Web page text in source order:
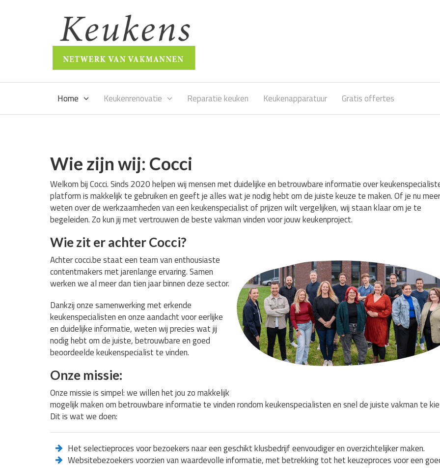
Home Keukenrenovatie Reparatie keuken Keukenapparatuur Gratis offertes
Wie zijn wij: Cocci
Welkom bij Cocci. Sinds 2020 helpen wij mensen met duidelijke en betrouwbare informatie over
platform is makkelijk te gebruiken en geeft je alles wat je nodig hebt om de juiste keuze te maken. Of je nu
weten over de werkzaamheden van een keukenspecialist of prijzen wilt vergelijken, wij staan klaar om je te
begeleiden. Zo kun jij met vertrouwen de beste vakman vinden voor jouw keukenproject.
Wie zit er achter Cocci?
Achter cocci.be staat een team van enthousiaste
contentmakers met jarenlange ervaring. Samen
werken we al meer dan tien jaar binnen deze sector.
Dankzij onze samenwerking met erkende
keukenspecialisten en onze aandacht voor eerlijke
en duidelijke informatie, weten wij precies wat jij
nodig hebt om de juiste, betrouwbare en goed
beoordeelde keukenspecialist te vinden.
Onze missie:
Onze missie is simpel: we willen het jou zo makkelijk
mogelijk maken om betrouwbare informatie te vinden rondom keukenspecialisten en snel de juiste vakman te
Dit is wat we doen:
Het selectieproces voor bezoekers naar een geschikt klusbedrijf eenvoudiger en overzichtelijker maken.
Websitebezoekers voorzien van waardevolle informatie, met betrekking tot het keuzeproces voor een